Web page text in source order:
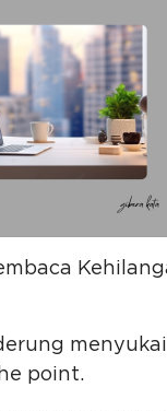
point.